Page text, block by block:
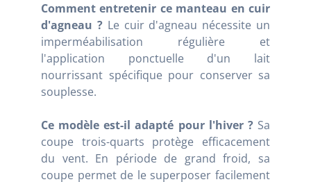
Comment entretenir ce manteau en cuir
d'agneau ? Le cuir d'agneau nécessite un
imperméabilisation régulière et
l'application ponctuelle d'un lait
nourrissant spécifique pour conserver sa
souplesse.
Ce modèle est-il adapté pour l'hiver ? Sa
coupe trois-quarts protège efficacement
du vent. En période de grand froid, sa
coupe permet de le superposer facilement